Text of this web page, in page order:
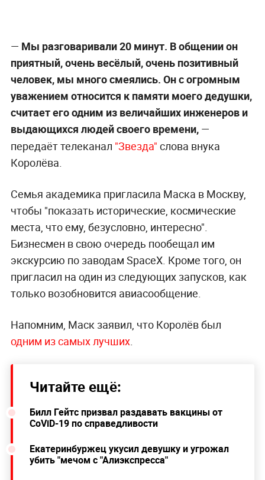
— Мы разговаривали 20 минут. В общении он
приятный, очень весёлый, очень позитивный
человек, мы много смеялись. Он с огромным
уважением относится к памяти моего дедушки,
считает его одним из величайших инженеров и
выдающихся людей своего времени,—
передаёт телеканал "Звезда" слова внука
Королёва.
Семья академика пригласила Маска в Москву,
чтобы "показать исторические, космические
места, что ему, безусловно, интересно".
Бизнесмен в свою очередь пообещал им
экскурсию по заводам SpaceX. Кроме того, он
пригласил на один из следующих запусков, как
только возобновится авиасообщение.
Напомним, Маск заявил, что Королёв был
одним из самых лучших.
Читайте ещё:
Билл Гейтс призвал раздавать вакцины от
CoViD-19 по справедливости
Екатеринбуржец укусил девушку и угрожал
убить "мечом с "Алиэкспресса"